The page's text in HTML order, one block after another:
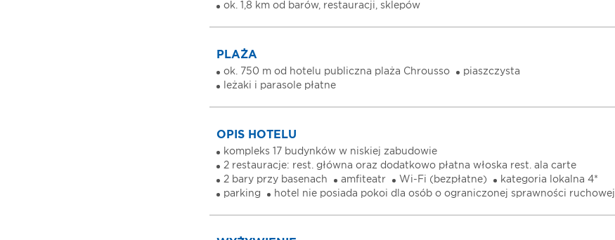
ok. 1,8 km od barów, restauracji, sklepów
PLAŻA
ok. 750 m od hotelu publiczna plaża Chrousso
piaszczysta
leżaki i parasole płatne
OPIS HOTELU
kompleks 17 budynków w niskiej zabudowie
2 restauracje: rest. główna oraz dodatkowo płatna włoska rest. ala carte
2 bary przy basenach
amfiteatr Wi-Fi (bezpłatne)
kategoria lokalna 4*
parking
hotel nie posiada pokoi dla osób o ograniczonej sprawności ruchowej